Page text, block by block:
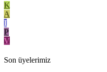
K
A
I
P
V
Son üyelerimiz